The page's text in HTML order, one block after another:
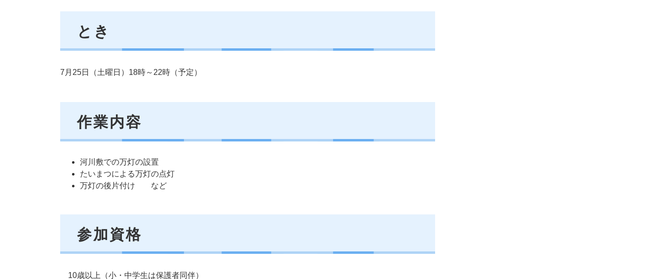
とき
7月25日（土曜日）18時～22時（予定）
作業内容
河川敷での万灯の設置
たいまつによる万灯の点灯
万灯の後片付け など
参加資格
10歳以上（小・中学生は保護者同伴）